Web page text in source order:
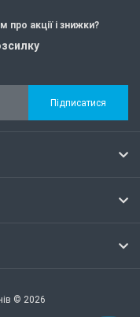
про акції і знижки?
Підписатися
© 2026